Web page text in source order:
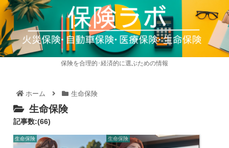
保険を合理的･経済的に選ぶための情報
ホーム 生命保険
生命保険
記事数:(66)
生命保険 生命保険